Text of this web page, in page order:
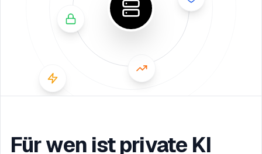
Für wen ist private KI